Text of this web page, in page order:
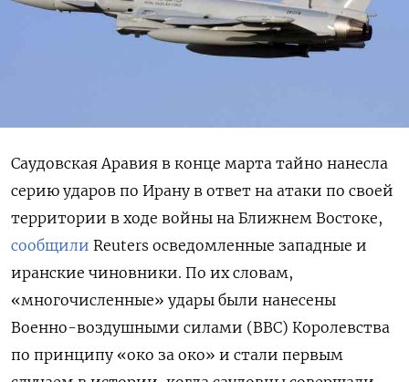
Саудовская Аравия в конце марта тайно нанесла
серию ударов по Ирану в ответ на атаки по своей
территории в ходе войны на Ближнем Востоке,
сообщили Reuters осведомленные западные и
иранские чиновники. По их словам,
«многочисленные» удары были нанесены
Военно-воздушными силами (ВВС) Королевства
по принципу «око за око» и стали первым